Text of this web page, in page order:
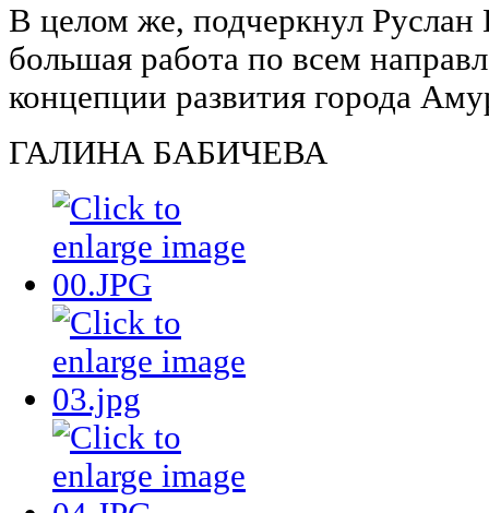
В целом же, подчеркнул Руслан
большая работа по всем
концепции развития города
ГАЛИНА БАБИЧЕВА